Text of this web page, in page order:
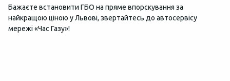
Бажаєте встановити ГБО на пряме впорскування за
найкращою ціною у Львові, звертайтесь до автосервісу
мережі «Час Газу»!